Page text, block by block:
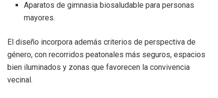
Aparatos de gimnasia biosaludable para personas
mayores.
El diseño incorpora además criterios de perspectiva de
género, con recorridos peatonales más seguros, espacios
bien iluminados y zonas que favorecen la convivencia
vecinal.